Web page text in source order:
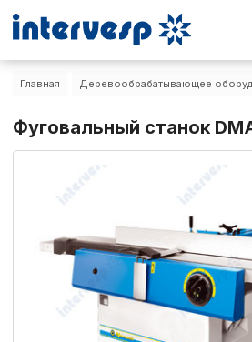
Главная Деревообрабатывающее
Фуговальный станок